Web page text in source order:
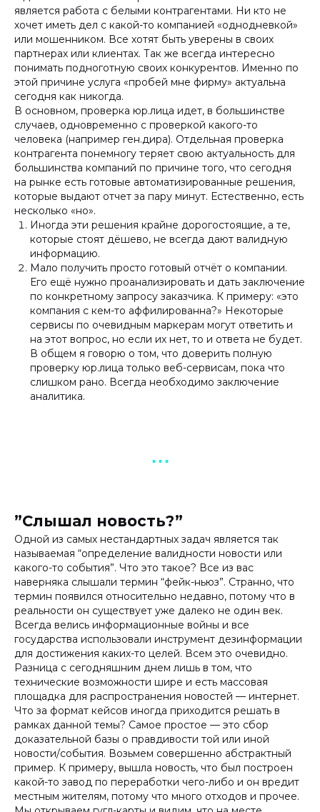
является работа с белыми контрагентами. Ни кто не
хочет иметь дел с какой-то компанией «однодневкой»
или мошенником. Все хотят быть уверены в своих
партнерах или клиентах. Так же всегда интересно
понимать подноготную своих конкурентов. Именно по
этой причине услуга «пробей мне фирму» актуальна
сегодня как никогда.
В основном, проверка юр.лица идет, в большинстве
случаев, одновременно с проверкой какого-то
человека (например ген.дира). Отдельная проверка
контрагента понемногу теряет свою актуальность для
большинства компаний по причине того, что сегодня
на рынке есть готовые автоматизированные решения,
которые выдают отчет за пару минут. Естественно, есть
несколько «но».
Иногда эти решения крайне дорогостоящие, а те,
которые стоят дёшево, не всегда дают валидную
информацию.
Мало получить просто готовый отчёт о компании.
Его ещё нужно проанализировать и дать заключение
по конкретному запросу заказчика. К примеру: «это
компания с кем-то аффилированна?» Некоторые
сервисы по очевидным маркерам могут ответить и
на этот вопрос, но если их нет, то и ответа не будет.
В общем я говорю о том, что доверить полную
проверку юр.лица только веб-сервисам, пока что
слишком рано. Всегда необходимо заключение
аналитика.
▪︎ ▪︎ ▪︎
”Слышал новость?”
Одной из самых нестандартных задач является так
называемая “определение валидности новости или
какого-то события”. Что это такое? Все из вас
наверняка слышали термин “фейк-ньюз”. Странно, что
термин появился относительно недавно, потому что в
реальности он существует уже далеко не один век.
Всегда велись информационные войны и все
государства использовали инструмент дезинформации
для достижения каких-то целей. Всем это очевидно.
Разница с сегодняшним днем лишь в том, что
технические возможности шире и есть массовая
площадка для распространения новостей — интернет.
Что за формат кейсов иногда приходится решать в
рамках данной темы? Самое простое — это сбор
доказательной базы о правдивости той или иной
новости/события. Возьмем совершенно абстрактный
пример. К примеру, вышла новость, что был построен
какой-то завод по переработки чего-либо и он вредит
местным жителям, потому что много отходов и прочее.